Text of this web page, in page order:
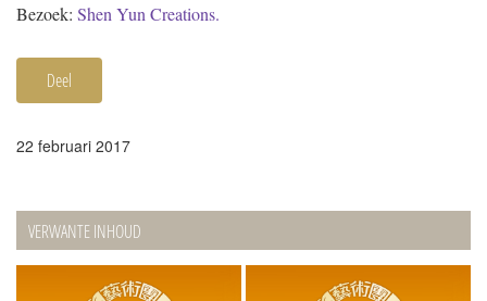
Bezoek: Shen Yun Creations.
Deel
22 februari 2017
VERWANTE INHOUD